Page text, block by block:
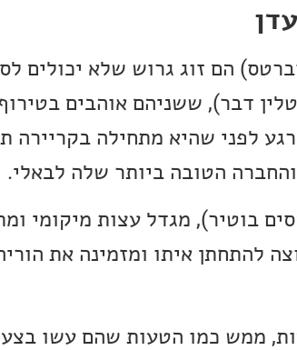
רוברטס) הם זוג גרוש שלא יכולים
דבר), ששניהם אוהבים
לפני שהיא מתחילה בקריירה
הטובה ביותר שלה לבאלי.
בוטיר), מגדל עצות מיקומי
להתחתן איתו ומזמינה את
ממש כמו הטעות שהם עשו